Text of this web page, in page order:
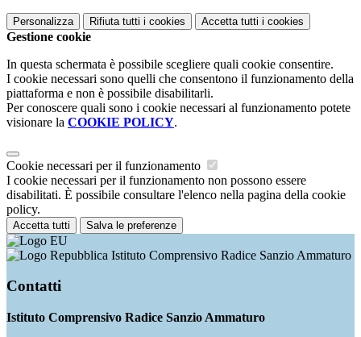
Personalizza Rifiuta tutti i cookies Accetta tutti i cookies
Gestione cookie
In questa schermata è possibile scegliere quali cookie consentire.
I cookie necessari sono quelli che consentono il funzionamento della
piattaforma e non è possibile disabilitarli.
Per conoscere quali sono i cookie necessari al funzionamento potete
visionare la COOKIE POLICY.
Cookie necessari per il funzionamento
I cookie necessari per il funzionamento non possono essere
disabilitati. È possibile consultare l'elenco nella pagina della cookie
policy.
Accetta tutti Salva le preferenze
Istituto Comprensivo Radice Sanzio Ammaturo
Contatti
Istituto Comprensivo Radice Sanzio Ammaturo